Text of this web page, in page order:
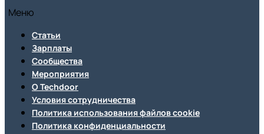
Меню
Статьи
Зарплаты
Сообщества
Мероприятия
О Techdoor
Условия сотрудничества
Политика использования файлов cookie
Политика конфиденциальности